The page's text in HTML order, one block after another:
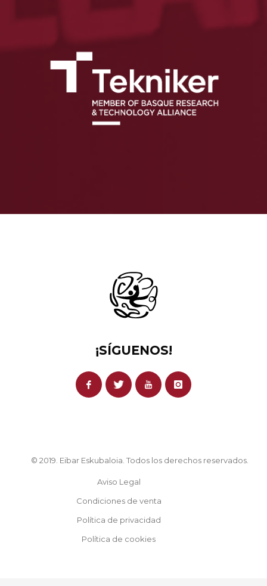
¡SÍGUENOS!
© 2019. Eibar Eskubaloia. Todos los derechos reservados.
Aviso Legal
Condiciones de venta
Política de privacidad
Política de cookies